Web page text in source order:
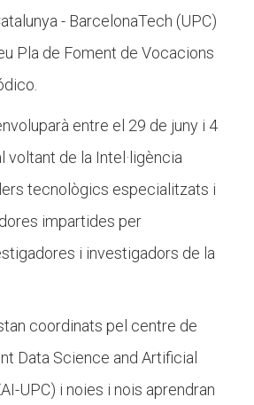
- BarcelonaTech (UPC)
Pla de Foment de Vocacions
entre el 29 de juny i 4
voltant de la Intel·ligència
tecnològics especialitzats i
impartides per
i investigadors de la
coordinats pel centre de
Data Science and Artificial
UPC) i noies i nois aprendran